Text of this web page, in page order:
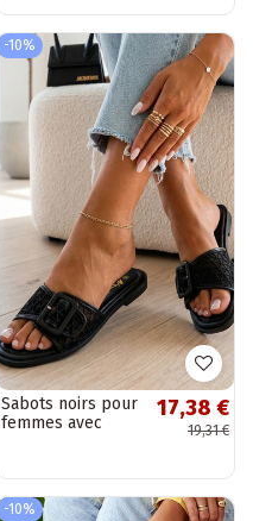
-10%
Sabots noirs pour
femmes avec
17,38 €
19,31 €
-10%